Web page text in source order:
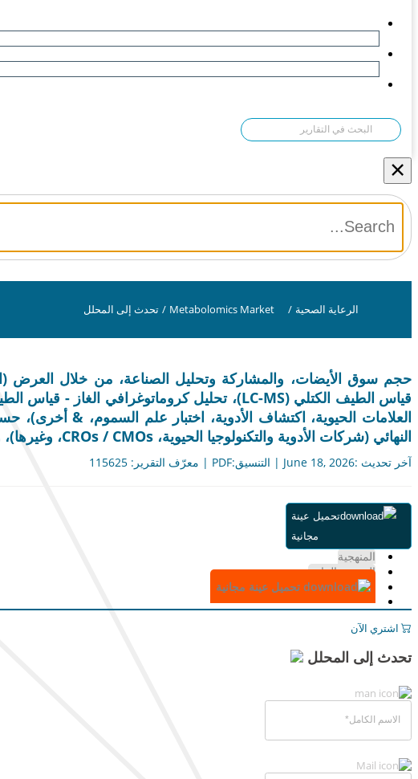
×
الرعاية الصحية /
Metabolomics Market
/ تحدث إلى المحلل
حجم سوق الأيضات، والمشاركة وتحليل الصناعة، من خلال العرض
العلامات الحيوية، اكتشاف الأدوية، اختبار علم السموم، &
النهائي (شركات الأدوية والتكنولوجيا الحيوية، CROs / CMOs، وغيرها)، والتوقعات الإقليمية، 2026-2034
آخر تحديث :June 18, 2026 | التنسيق:PDF | معرّف التقرير: 115625
ملخص
جدول المحتويات
المنهجية
الرسوم البيانية
تحميل عينة مجانية
تحميل عينة
مجانية
اشتري الآن
تحدث إلى المحلل